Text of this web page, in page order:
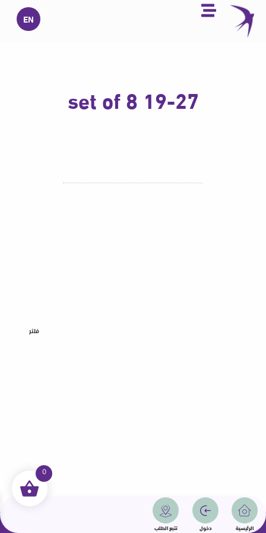
تخطي
المحتوى
EN
الرئيسية دخول تتبع الطلب
19-27 set of 8
فلتر
جميع الحقوق محفوظة | سمامة 2025 | دولة قطر
0